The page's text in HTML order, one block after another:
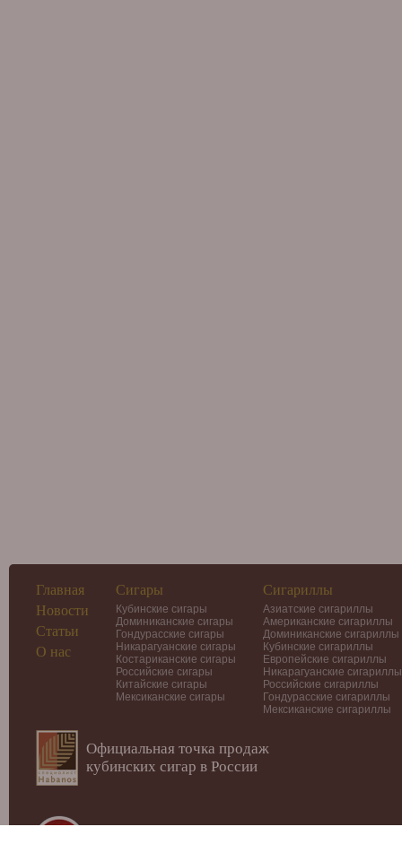
Главная
Новости
Статьи
О нас
Сигары
Кубинские сигары
Доминиканские сигары
Гондурасские сигары
Никарагуанские сигары
Костариканские сигары
Российские сигары
Китайские сигары
Мексиканские сигары
Сигариллы
Азиатские сигариллы
Американские сигариллы
Доминиканские сигариллы
Кубинские сигариллы
Европейские сигариллы
Никарагуанские сигариллы
Российские сигариллы
Гондурасские сигариллы
Мексиканские сигариллы
Официальная точка продаж
кубинских сигар в России